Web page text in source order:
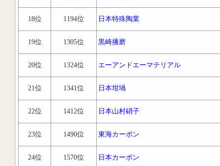
18位 1194位 日本特殊陶業
19位 1305位 黒崎播磨
20位 1324位 エーアンドエーマテリアル
21位 1341位 日本坩堝
22位 1412位 日本山村硝子
23位 1490位 東海カーボン
24位 1570位 日本カーボン